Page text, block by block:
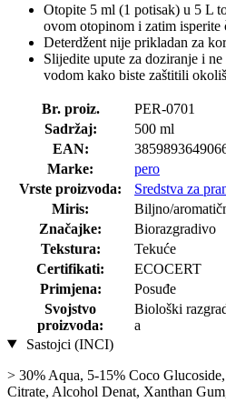
Otopite 5 ml (1 potisak) u 5 L
ovom otopinom i zatim isperite
Deterdžent nije prikladan za
Slijedite upute za doziranje i
vodom kako biste zaštitili
Br. proiz.
PER-0701
Sadržaj:
500 ml
EAN:
Marke:
pero
Vrste proizvoda:
Sredstva za
Miris:
Biljno/
Značajke:
Biorazgradivo
Tekstura:
Tekuće
Certifikati:
ECOCERT
Primjena:
Posuđe
Svojstvo
proizvoda:
Biološki
a
Sastojci (INCI)
> 30% Aqua, 5-15% Coco
Citrate, Alcohol Denat, Xanthan